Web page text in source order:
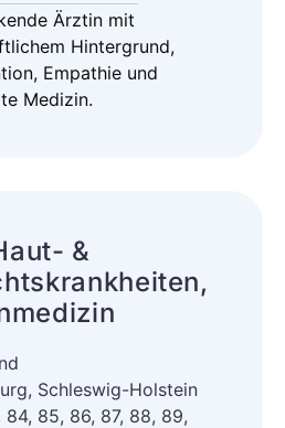
Ärztin mit
Hintergrund,
Empathie und
Medizin.
&
Schleswig-Holstein
84, 85, 86, 87, 88, 89,